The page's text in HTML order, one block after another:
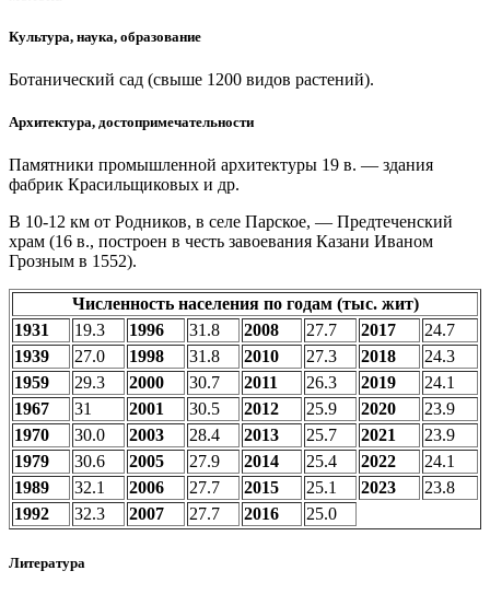
Культура, наука, образование
Ботанический сад (свыше 1200 видов растений).
Архитектура, достопримечательности
Памятники промышленной архитектуры 19 в. — здания
фабрик Красильщиковых и др.
В 10-12 км от Родников, в селе Парское, — Предтеченский
храм (16 в., построен в честь завоевания Казани Иваном
Грозным в 1552).
Численность населения по годам (тыс. жит)
1931
19.3 1996 31.8 2008 27.7 2017
24.7
1939
27.0 1998 31.8 2010 27.3 2018
24.3
1959
29.3 2000 30.7 2011 26.3 2019
24.1
1967
31 2001 30.5 2012 25.9 2020
23.9
1970
30.0 2003 28.4 2013 25.7 2021
23.9
1979
30.6 2005 27.9 2014 25.4 2022
24.1
1989
32.1 2006 27.7 2015 25.1 2023
23.8
1992
32.3 2007 27.7 2016 25.0
Литература